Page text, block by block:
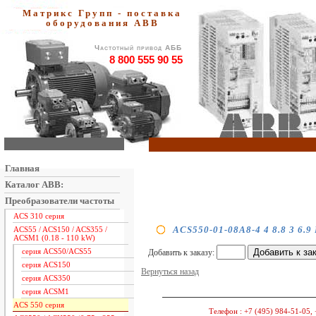
Матрикс Групп - поставка
оборудования АВВ
Частотный привод АББ
8 800 555 90 55
Главная
Каталог ABB:
Преобразователи частоты
ACS 310 серия
ACS55 / ACS150 / ACS355 /
ACSM1 (0.18 - 110 kW)
серия ACS50/ACS55
серия ACS150
серия ACS350
серия ACSM1
ACS 550 серия
ACS550-01-08A8-4 4 8.8 3 6.9
Добавить к заказу:
Вернуться назад
Телефон : +7 (495) 984-51-05,